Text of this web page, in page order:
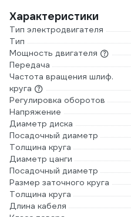
Характеристики
Тип электродвигателя
Тип
Мощность двигателя
Передача
Частота вращения шлиф.
круга
Регулировка оборотов
Напряжение
Диаметр диска
Посадочный диаметр
Толщина круга
Диаметр цанги
Посадочный диаметр
Размер заточного круга
Толщина круга
Длина кабеля